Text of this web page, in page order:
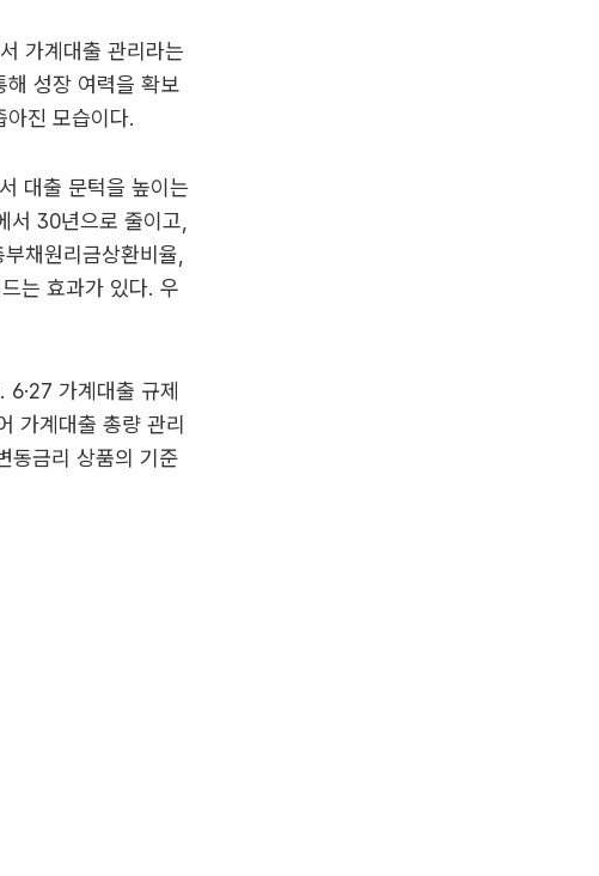
가계대출 관리라는
해 성장 여력을 확보
진 모습이다.
대출 문턱을 높이는
30년으로 줄이고,
채원리금상환비율,
는 효과가 있다. 우
가계대출 규제
가계대출 총량 관리
동금리 상품의 기준